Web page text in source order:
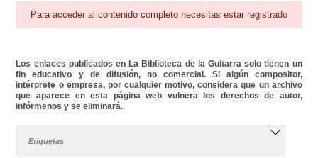
Para acceder al contenido completo necesitas estar registrado
Los enlaces publicados en La Biblioteca de la Guitarra solo tienen un
fin educativo y de difusión, no comercial. Si algún compositor,
intérprete o empresa, por cualquier motivo, considera que un archivo
que aparece en esta página web vulnera los derechos de autor,
infórmenos y se eliminará.
Etiquetas